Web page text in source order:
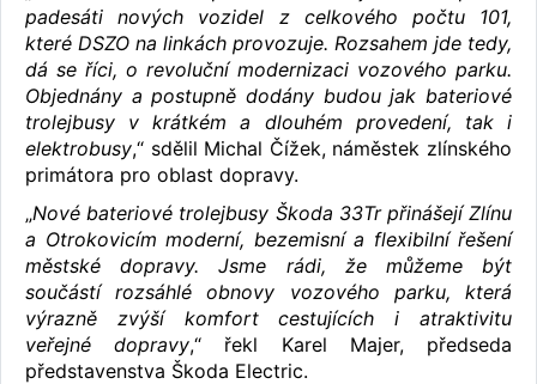
padesáti nových vozidel z celkového počtu 101,
které DSZO na linkách provozuje. Rozsahem jde tedy,
dá se říci, o revoluční modernizaci vozového parku.
Objednány a postupně dodány budou jak bateriové
trolejbusy v krátkém a dlouhém provedení, tak i
elektrobusy,“ sdělil Michal Čížek, náměstek zlínského
primátora pro oblast dopravy.
„Nové bateriové trolejbusy Škoda 33Tr přinášejí Zlínu
a Otrokovicím moderní, bezemisní a flexibilní řešení
městské dopravy. Jsme rádi, že můžeme být
součástí rozsáhlé obnovy vozového parku, která
výrazně zvýší komfort cestujících i atraktivitu
veřejné dopravy,“ řekl Karel Majer, předseda
představenstva Škoda Electric.